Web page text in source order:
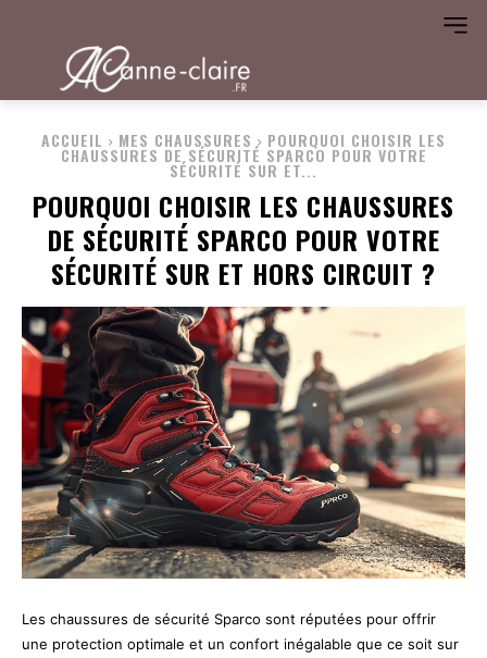
ACCUEIL MES CHAUSSURES POURQUOI CHOISIR LES
CHAUSSURES DE SÉCURITÉ SPARCO POUR VOTRE
SÉCURITÉ SUR ET...
POURQUOI CHOISIR LES CHAUSSURES
DE SÉCURITÉ SPARCO POUR VOTRE
SÉCURITÉ SUR ET HORS CIRCUIT ?
Les chaussures de sécurité Sparco sont réputées pour offrir
une protection optimale et un confort inégalable que ce soit sur